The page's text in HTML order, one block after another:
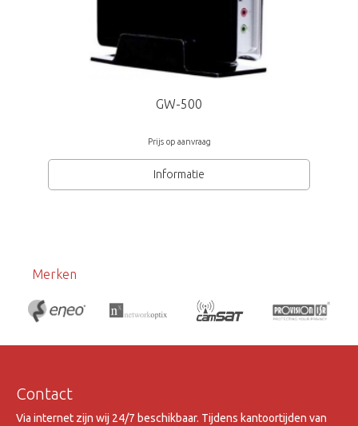
GW-500
Prijs op aanvraag
Informatie
Merken
Contact
Via internet zijn wij 24/7 beschikbaar. Tijdens kantoortijden van